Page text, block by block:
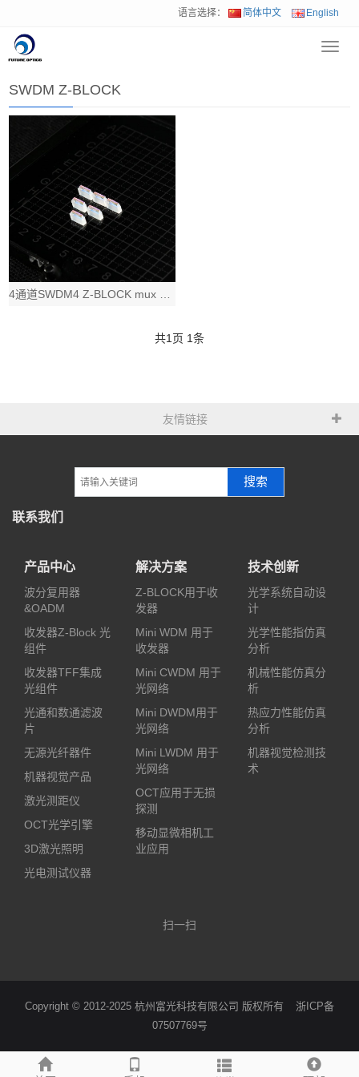
语言选择： 简体中文 English
首页 SWDM Z-BLOCK
SWDM Z-BLOCK
共1 页 1条
友情链接
搜索
联系我们
产品中心
波分复用器
&OADM
收发器Z-Block 光
组件
收发器TFF集成
光组件
光通和数通滤波
片
无源光纤器件
机器视觉产品
激光测距仪
OCT光学引擎
3D激光照明
光电测试仪器
解决方案
Z-BLOCK用于收
发器
Mini WDM 用于
收发器
Mini CWDM 用于
光网络
Mini DWDM用于
光网络
Mini LWDM 用于
光网络
OCT应用于无损
探测
移动显微相机工
业应用
技术创新
光学系统自动设
计
光学性能指仿真
分析
机械性能仿真分
析
热应力性能仿真
分析
机器视觉检测技
术
扫一扫
Copyright © 2012-2025 杭州富光科技有限公司 版权所有
浙ICP备
07507769号